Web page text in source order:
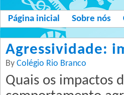
Página inicial Sobre nós
Agressividade:
By Colégio Rio Branco
Quais os impactos